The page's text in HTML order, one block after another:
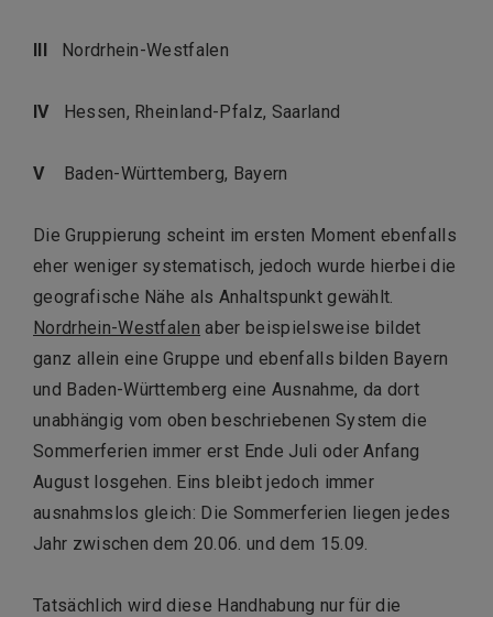
III Nordrhein-Westfalen
IV Hessen, Rheinland-Pfalz, Saarland
V Baden-Württemberg, Bayern
Die Gruppierung scheint im ersten Moment ebenfalls
eher weniger systematisch, jedoch wurde hierbei die
geografische Nähe als Anhaltspunkt gewählt.
Nordrhein-Westfalen aber beispielsweise bildet
ganz allein eine Gruppe und ebenfalls bilden Bayern
und Baden-Württemberg eine Ausnahme, da dort
unabhängig vom oben beschriebenen System die
Sommerferien immer erst Ende Juli oder Anfang
August losgehen. Eins bleibt jedoch immer
ausnahmslos gleich: Die Sommerferien liegen jedes
Jahr zwischen dem 20.06. und dem 15.09.
Tatsächlich wird diese Handhabung nur für die